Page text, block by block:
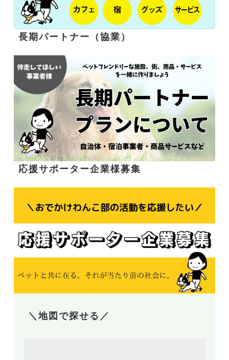
長期パートナー（協業）
応援サポーター企業様募集
＼地図で探せる／